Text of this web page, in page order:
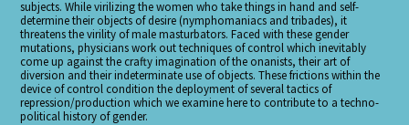
subjects. While virilizing the women who take things in hand and self-
determine their objects of desire (nymphomaniacs and tribades), it
threatens the virility of male masturbators. Faced with these gender
mutations, physicians work out techniques of control which inevitably
come up against the crafty imagination of the onanists, their art of
diversion and their indeterminate use of objects. These frictions within the
device of control condition the deployment of several tactics of
repression/production which we examine here to contribute to a techno-
political history of gender.